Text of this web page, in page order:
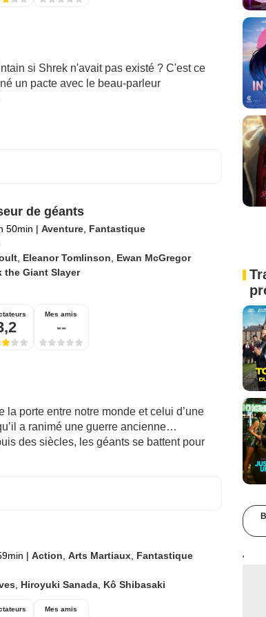
si Shrek n'avait pas existé ? C'est ce
un pacte avec le beau-parleur
de géants
50min | Aventure, Fantastique
, Eleanor Tomlinson, Ewan McGregor
the Giant Slayer
Mes amis
--
la porte entre notre monde et celui d’une
a ranimé une guerre ancienne…
des siècles, les géants se battent pour
| Action, Arts Martiaux, Fantastique
, Hiroyuki Sanada, Kô Shibasaki
Mes amis
'